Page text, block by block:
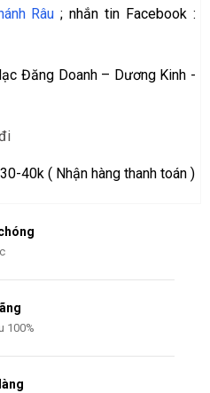
Râu ; nhắn tin Facebook :
Đăng Doanh – Dương Kinh -
40k ( Nhận hàng thanh toán )
100%